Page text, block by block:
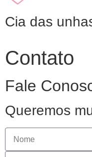
Cia das
Contato
Fale
Queremos